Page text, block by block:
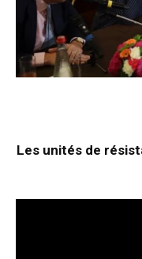
Les unités de